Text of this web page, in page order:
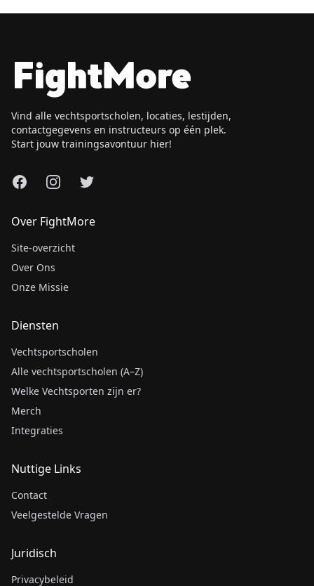
Vind alle vechtsportscholen, locaties, lestijden,
contactgegevens en instructeurs op één plek.
Start jouw trainingsavontuur hier!
FacebookInstagram
X
Over FightMore
Site-overzicht
Over Ons
Onze Missie
Diensten
Vechtsportscholen
Alle vechtsportscholen (A–Z)
Welke Vechtsporten zijn er?
Merch
Integraties
Nuttige Links
Contact
Veelgestelde Vragen
Juridisch
Privacybeleid